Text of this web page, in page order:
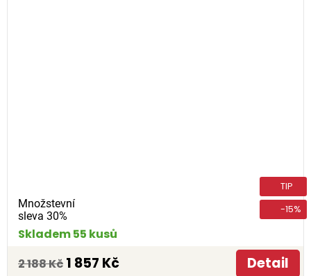
Množstevní
sleva 30%
TIP
-15%
Skladem 55 kusů
2 188 Kč 1 857 Kč Detail